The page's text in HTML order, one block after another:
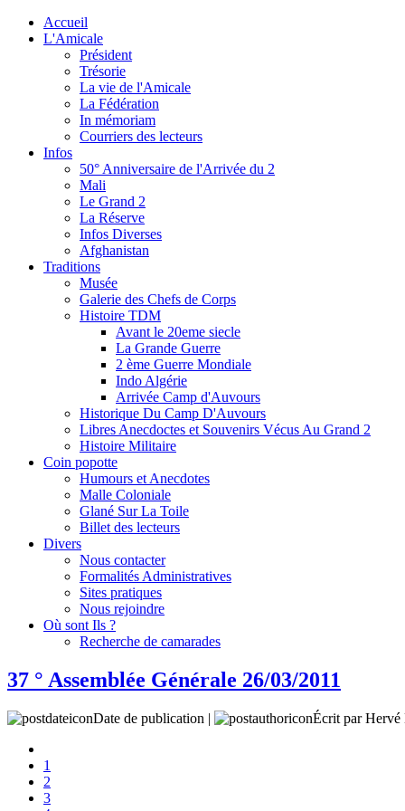
Accueil
L'Amicale
Président
Trésorie
La vie de l'Amicale
La Fédération
In mémoriam
Courriers des lecteurs
Infos
50° Anniversaire de l'Arrivée du 2
Mali
Le Grand 2
La Réserve
Infos Diverses
Afghanistan
Traditions
Musée
Galerie des Chefs de Corps
Histoire TDM
Avant le 20eme siecle
La Grande Guerre
2 ème Guerre Mondiale
Indo Algérie
Arrivée Camp d'Auvours
Historique Du Camp D'Auvours
Libres Anecdoctes et Souvenirs Vécus Au Grand 2
Histoire Militaire
Coin popotte
Humours et Anecdotes
Malle Coloniale
Glané Sur La Toile
Billet des lecteurs
Divers
Nous contacter
Formalités Administratives
Sites pratiques
Nous rejoindre
Où sont Ils ?
Recherche de camarades
37 ° Assemblée Générale 26/03/2011
Date de publication | Écrit par
1
2
3